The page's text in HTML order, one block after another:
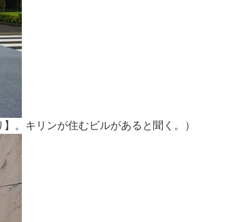
。キリンが住むビルがあると聞く。）